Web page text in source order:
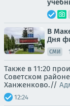
В
Дня
СМИ
Также в 11:20
Советском
Ханженково.//
12:24